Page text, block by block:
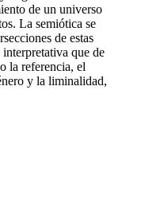
de un universo
La semiótica se
de estas
que de
la referencia, el
y la liminalidad,